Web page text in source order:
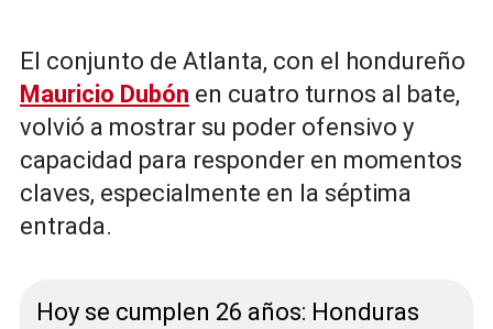
El conjunto de Atlanta, con el hondureño
Mauricio Dubón en cuatro turnos al bate,
volvió a mostrar su poder ofensivo y
capacidad para responder en momentos
claves, especialmente en la séptima
entrada.
Hoy se cumplen 26 años: Honduras